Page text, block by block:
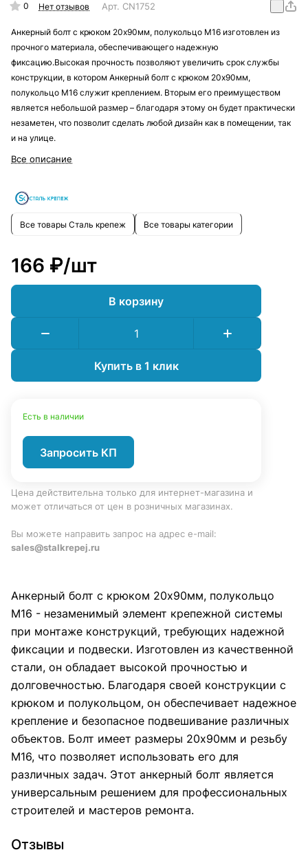
0 Нет отзывов Арт. CN1752
Анкерный болт с крюком 20х90мм, полукольцо М16 изготовлен из
прочного материала, обеспечивающего надежную
фиксацию.Высокая прочность позволяют увеличить срок службы
конструкции, в котором Анкерный болт с крюком 20х90мм,
полукольцо М16 служит креплением. Вторым его преимуществом
является небольшой размер – благодаря этому он будет практически
незаметен, что позволит сделать любой дизайн как в помещении, так
и на улице.
Все описание
Все товары Сталь крепеж Все товары категории
166 ₽/шт
В корзину
Купить в 1 клик
Есть в наличии
Запросить КП
Цена действительна только для интернет-магазина и
может отличаться от цен в розничных магазинах.
Вы можете направить запрос на адрес e-mail:
sales@stalkrepej.ru
Анкерный болт с крюком 20х90мм, полукольцо
М16 - незаменимый элемент крепежной системы
при монтаже конструкций, требующих надежной
фиксации и подвески. Изготовлен из качественной
стали, он обладает высокой прочностью и
долговечностью. Благодаря своей конструкции с
крюком и полукольцом, он обеспечивает надежное
крепление и безопасное подвешивание различных
объектов. Болт имеет размеры 20х90мм и резьбу
М16, что позволяет использовать его для
различных задач. Этот анкерный болт является
универсальным решением для профессиональных
строителей и мастеров ремонта.
Отзывы